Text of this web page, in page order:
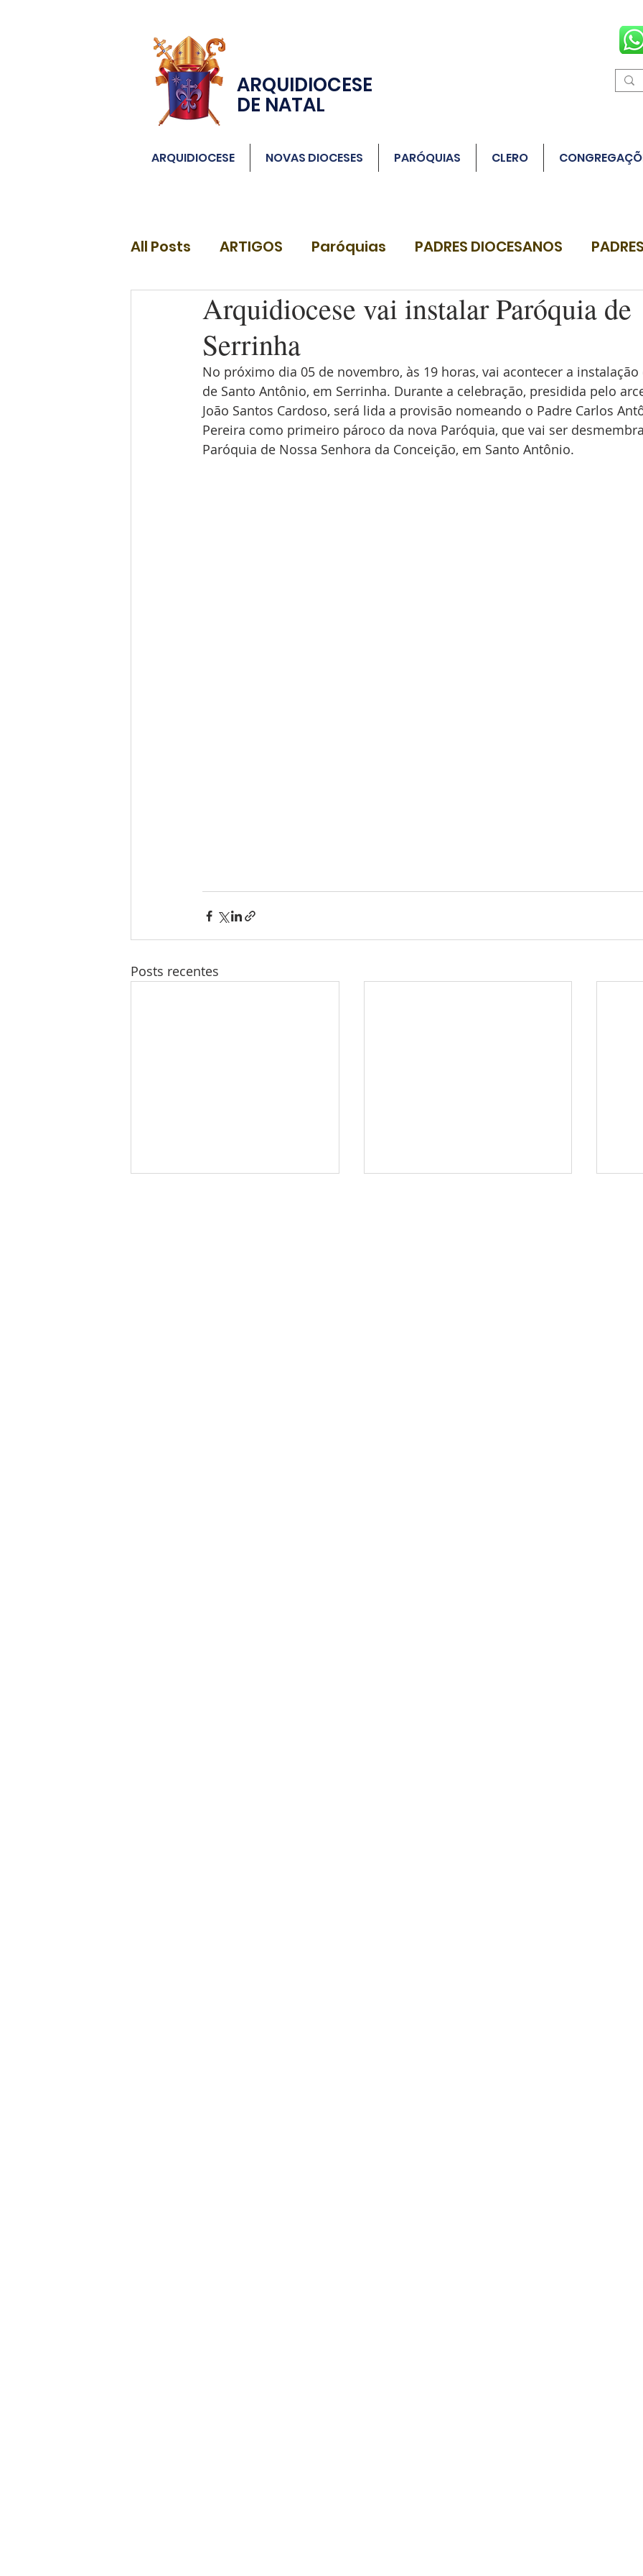
ARQUIDIOCESE
DE NATAL
ARQUIDIOCESE NOVAS DIOCESES PARÓQUIAS CLERO
All Posts ARTIGOS Paróquias PADRES DIOCESANOS
DIÁCONOSArquidiocese vai instalar Paróquia de
Serrinha
No próximo dia 05 de novembro, às 19 horas, vai acontecer a instalação
de Santo Antônio, em Serrinha. Durante a celebração, presidida pelo
João Santos Cardoso, será lida a provisão nomeando o Padre Carlos
Pereira como primeiro pároco da nova Paróquia, que vai ser
Paróquia de Nossa Senhora da Conceição, em Santo Antônio.
Posts recentes